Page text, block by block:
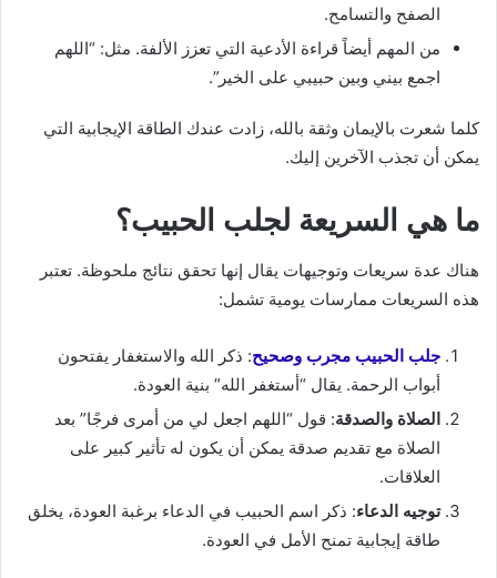
الصفح والتسامح.
من المهم أيضاً قراءة الأدعية التي تعزز الألفة. مثل: “اللهم
اجمع بيني وبين حبيبي على الخير”.
كلما شعرت بالإيمان وثقة بالله، زادت عندك الطاقة الإيجابية التي
يمكن أن تجذب الآخرين إليك.
ما هي السريعة لجلب الحبيب؟
هناك عدة سريعات وتوجيهات يقال إنها تحقق نتائج ملحوظة. تعتبر
هذه السريعات ممارسات يومية تشمل:
جلب الحبيب مجرب وصحيح: ذكر الله والاستغفار يفتحون
أبواب الرحمة. يقال “أستغفر الله” بنية العودة.
الصلاة والصدقة: قول “اللهم اجعل لي من أمرى فرجًا” بعد
الصلاة مع تقديم صدقة يمكن أن يكون له تأثير كبير على
العلاقات.
توجيه الدعاء: ذكر اسم الحبيب في الدعاء برغبة العودة، يخلق
طاقة إيجابية تمنح الأمل في العودة.